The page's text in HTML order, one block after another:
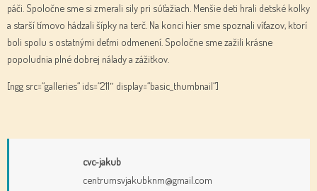
páči. Spoločne sme si zmerali sily pri súťažiach. Menšie deti hrali detské kolky
a starší tímovo hádzali šípky na terč. Na konci hier sme spoznali víťazov, ktorí
boli spolu s ostatnými deťmi odmenení. Spoločne sme zažili krásne
popoludnia plné dobrej nálady a zážitkov.
[ngg src=“galleries“ ids=“211″ display=“basic_thumbnail“]
cvc-jakub
centrumsvjakubknm@gmail.com